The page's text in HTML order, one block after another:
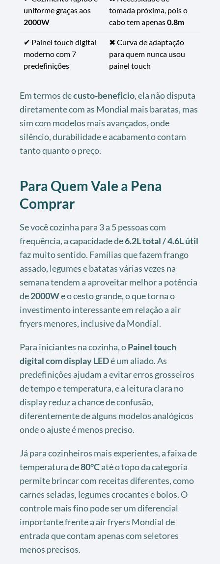
uniforme graças aos
2000W
tomada próxima, pois o
cabo tem apenas0.8m
✔ Painel touch digital
moderno com 7
predefinições
✖ Curva de adaptação
para quem nunca usou
painel touch
Em termos decusto-beneficio, ela não disputa
diretamente com as Mondial mais baratas, mas
sim com modelos mais avançados, onde
silêncio, durabilidade e acabamento contam
tanto quanto o preço.
Para Quem Vale a Pena
Comprar
Se você cozinha para 3 a 5 pessoas com
frequência, a capacidade de6.2L total / 4.6L útil
faz muito sentido. Famílias que fazem frango
assado, legumes e batatas várias vezes na
semana tendem a aproveitar melhor a potência
de2000We o cesto grande, o que torna o
investimento interessante em relação a air
fryers menores, inclusive da Mondial.
Para iniciantes na cozinha, oPainel touch
digital com display LEDé um aliado. As
predefinições ajudam a evitar erros grosseiros
de tempo e temperatura, e a leitura clara no
display reduz a chance de confusão,
diferentemente de alguns modelos analógicos
onde o ajuste é menos preciso.
Já para cozinheiros mais experientes, a faixa de
temperatura de80°Caté o topo da categoria
permite brincar com receitas diferentes, como
carnes seladas, legumes crocantes e bolos. O
controle mais fino pode ser um diferencial
importante frente a air fryers Mondial de
entrada que contam apenas com seletores
menos precisos.